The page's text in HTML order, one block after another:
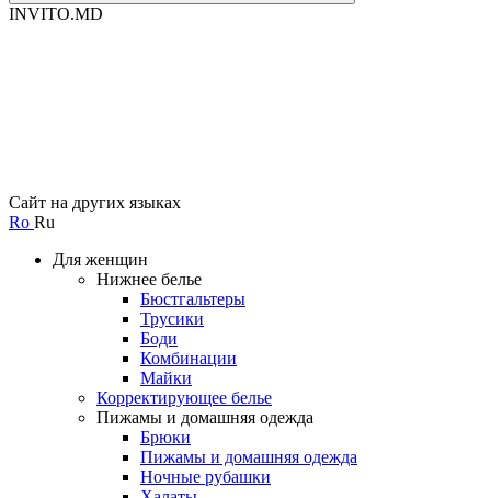
INVITO.MD
Сайт на других языках
Ro Ru
Для женщин
Нижнее белье
Бюстгальтеры
Трусики
Боди
Комбинации
Майки
Корректирующее белье
Пижамы и домашняя одежда
Брюки
Пижамы и домашняя одежда
Ночные рубашки